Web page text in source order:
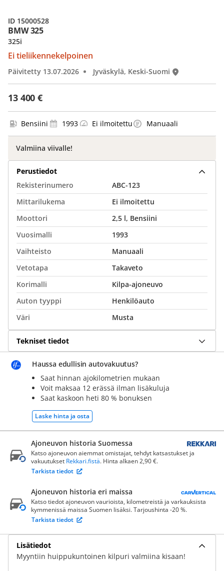
BMW 325
13 400 €
325i
Ei tieliikennekelpoinen
Päivitetty 13.07.2026 Jyväskylä, Keski-Suomi
ID 15000528
Bensiini 1993 Ei ilmoitettu Manuaali
Valmiina viivalle!
Perustiedot
Rekisterinumero
ABC-123
Mittarilukema
Ei ilmoitettu
Moottori
2,5 l, Bensiini
Vuosimalli
1993
Vaihteisto
Manuaali
Vetotapa
Takaveto
Korimalli
Kilpa-ajoneuvo
Auton tyyppi
Henkilöauto
Väri
Musta
Tekniset tiedot
Haussa edullisin autovakuutus?
Saat hinnan ajokilometrien mukaan
Voit maksaa 12 erässä ilman lisäkuluja
Saat kaskoon heti 80 % bonuksen
Laske hinta ja osta
Ajoneuvon historia Suomessa
Katso ajoneuvon aiemmat omistajat, tehdyt katsastukset ja
vakuutukset Rekkari.fistä. Hinta alkaen 2,90 €.
Tarkista tiedot
Ajoneuvon historia eri maissa
Katso tiedot ajoneuvon vaurioista, kilometreistä ja varkauksista
kymmenissä maissa Suomen lisäksi. Tarjoushinta -20 %.
Tarkista tiedot
Lisätiedot
Myyntiin huippukuntoinen kilpuri valmiina kisaan!